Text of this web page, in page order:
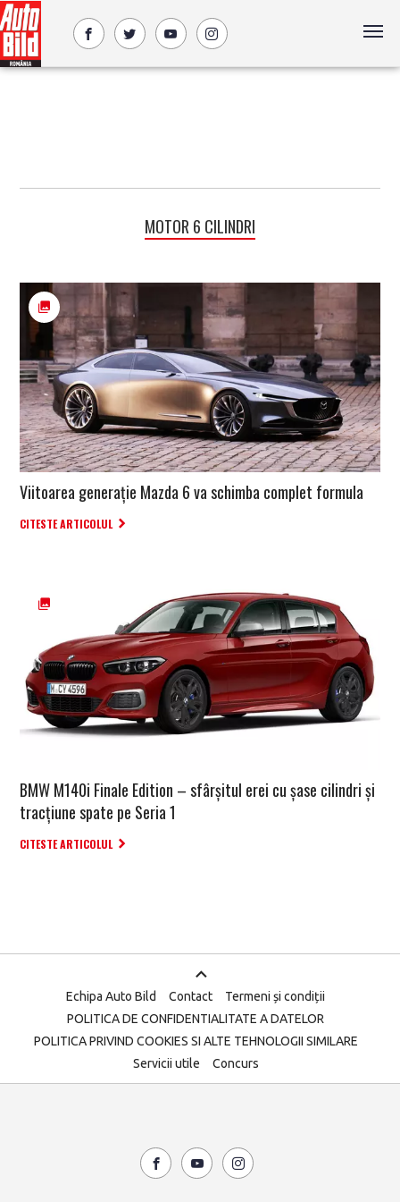
MOTOR 6 CILINDRI
Viitoarea generație Mazda 6 va schimba complet formula
CITESTE ARTICOLUL
BMW M140i Finale Edition – sfârșitul erei cu șase cilindri și
tracțiune spate pe Seria 1
CITESTE ARTICOLUL
Echipa Auto Bild Contact
Termeni și condiții
POLITICA DE CONFIDENTIALITATE A DATELOR
POLITICA PRIVIND COOKIES SI ALTE TEHNOLOGII SIMILARE
Servicii utile
Concurs